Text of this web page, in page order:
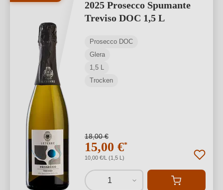
2025 Prosecco Spumante
Treviso DOC 1,5 L
Prosecco DOC
Glera
1,5 L
Trocken
18,00 €
15,00 €*
10,00 €/L (1,5 L)
1